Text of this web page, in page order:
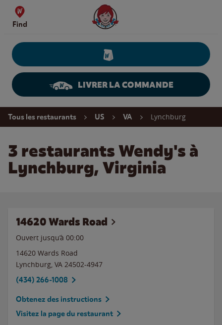
Skip to content
Find
Wendy's Website Home
LIVRER LA COMMANDE
Return to Nav
Tous les restaurants US VA Lynchburg
3 restaurants Wendy's à
Lynchburg, Virginia
14620 Wards Road
Ouvert jusqu’à 00:00
14620 Wards Road
Lynchburg, VA 24502-4947
(434) 266-1008
Obtenez des instructions
Visitez la page du restaurant